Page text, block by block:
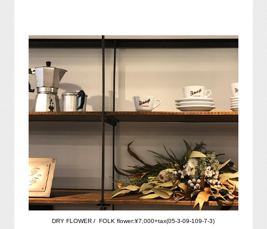
DRY FLOWER / FOLK flower:¥7,000+tax(05-3-09-109-7-3)